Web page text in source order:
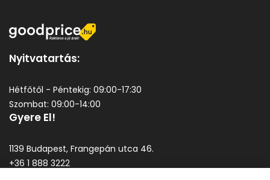
Nyitvatartás:
Hétfőtől - Péntekig: 09:00-17:30
Szombat: 09:00-14:00
Gyere El!
1139 Budapest, Frangepán utca 46.
+36 1 888 3222